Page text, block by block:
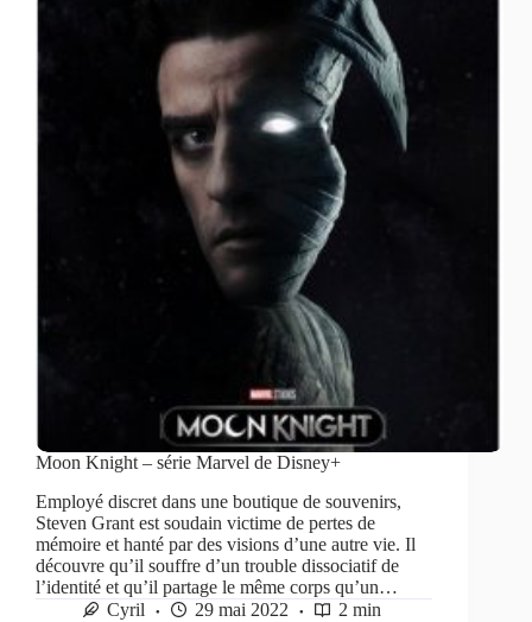
Moon Knight – série Marvel de Disney+
Employé discret dans une boutique de souvenirs,
Steven Grant est soudain victime de pertes de
mémoire et hanté par des visions d’une autre vie. Il
découvre qu’il souffre d’un trouble dissociatif de
l’identité et qu’il partage le même corps qu’un…
Cyril
29 mai 2022 2 min